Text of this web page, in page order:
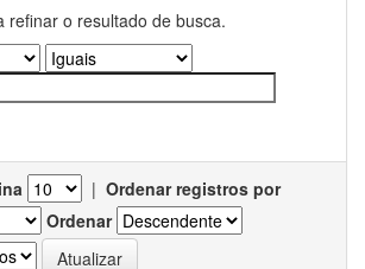
refinar o resultado de busca.
| Ordenar registros por
Ordenar